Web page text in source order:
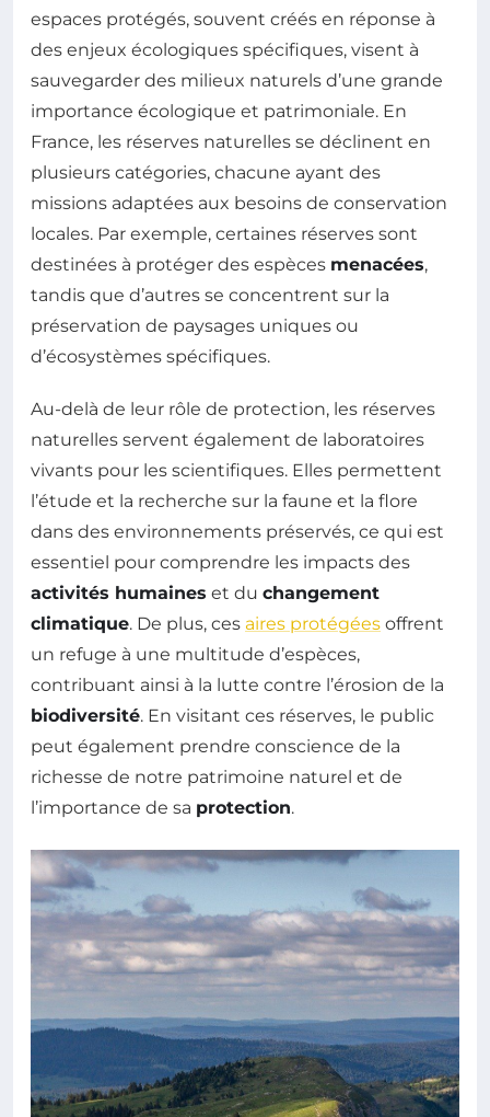
espaces protégés, souvent créés en réponse à
des enjeux écologiques spécifiques, visent à
sauvegarder des milieux naturels d’une grande
importance écologique et patrimoniale. En
France, les réserves naturelles se déclinent en
plusieurs catégories, chacune ayant des
missions adaptées aux besoins de conservation
locales. Par exemple, certaines réserves sont
destinées à protéger des espèces menacées,
tandis que d’autres se concentrent sur la
préservation de paysages uniques ou
d’écosystèmes spécifiques.
Au-delà de leur rôle de protection, les réserves
naturelles servent également de laboratoires
vivants pour les scientifiques. Elles permettent
l’étude et la recherche sur la faune et la flore
dans des environnements préservés, ce qui est
essentiel pour comprendre les impacts des
activités humaines et du changement
climatique. De plus, ces aires protégées offrent
un refuge à une multitude d’espèces,
contribuant ainsi à la lutte contre l’érosion de la
biodiversité. En visitant ces réserves, le public
peut également prendre conscience de la
richesse de notre patrimoine naturel et de
l’importance de sa protection.